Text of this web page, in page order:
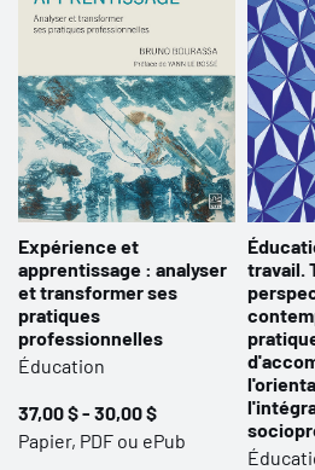
Expérience et
apprentissage : analyser
et transformer ses
pratiques
professionnelles
Éducation
37,00 $ - 30,00 $
Papier, PDF ou ePub
travail.